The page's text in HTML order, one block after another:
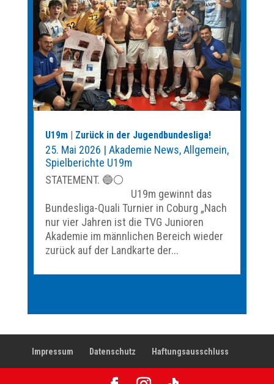
U19m | Zurück in der Jugendbundesliga!
25. Mai 2026 | Akademie News,Allgemein,
Spielberichte U19m
STATEMENT. 🔵⚪️
U19m gewinnt das
Bundesliga-Quali Turnier in Coburg „Nach
nur vier Jahren ist die TVG Junioren
Akademie im männlichen Bereich wieder
zurück auf der Landkarte der...
Impressum Datenschutz Haftungsausschluss